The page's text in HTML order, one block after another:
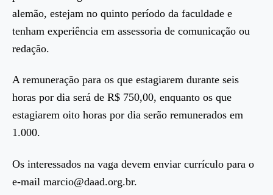
alemão, estejam no quinto período da faculdade e
tenham experiência em assessoria de comunicação ou
redação.
A remuneração para os que estagiarem durante seis
horas por dia será de R$ 750,00, enquanto os que
estagiarem oito horas por dia serão remunerados em
1.000.
Os interessados na vaga devem enviar currículo para o
e-mail marcio@daad.org.br.